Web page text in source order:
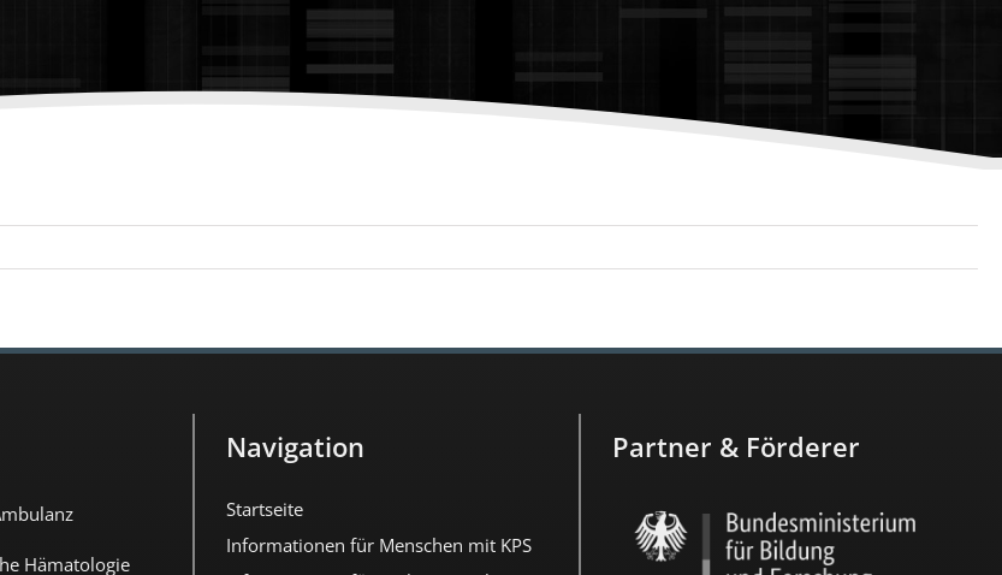
Hämatologie
Navigation
Startseite
Informationen für Menschen mit KPS
Partner & Förderer